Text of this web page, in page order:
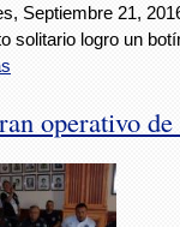
Septiembre 21,
solitario logro un
operativo